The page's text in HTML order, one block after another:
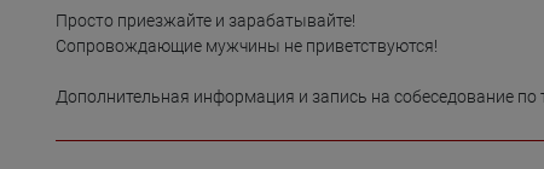
Просто приезжайте и зарабатывайте!
Сопровождающие мужчины не приветствуются!